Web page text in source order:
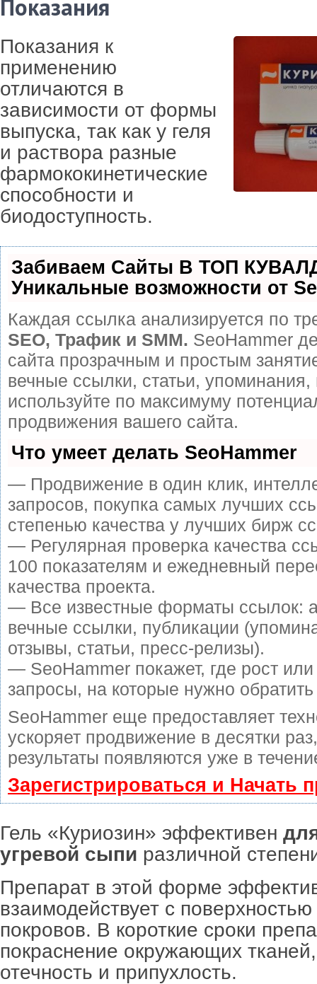
Показания
Показания к
применению
отличаются в
зависимости от формы
выпуска, так как у геля
и раствора разные
фармококинетические
способности и
биодоступность.
Забиваем Сайты В ТОП
Уникальные возможности от
Каждая ссылка анализируется по
SEO, Трафик и SMM. SeoHammer
сайта прозрачным и простым
вечные ссылки, статьи,
используйте по максимуму
продвижения вашего сайта.
Что умеет делать SeoHammer
— Продвижение в один клик,
запросов, покупка самых лучших
степенью качества у лучших бирж
— Регулярная проверка качества
100 показателям и ежедневный
качества проекта.
— Все известные форматы ссылок:
вечные ссылки, публикации
отзывы, статьи, пресс-релизы).
— SeoHammer покажет, где рост
запросы, на которые нужно
SeoHammer еще предоставляет
ускоряет продвижение в десятки
результаты появляются уже в
Зарегистрироваться и Начать
Гель «Куриозин» эффективен
угревой сыпи различной
Препарат в этой форме
взаимодействует с
покровов. В короткие сроки
покраснение окружающих
отечность и припухлость.